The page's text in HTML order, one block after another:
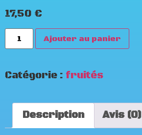
17,50 €
Ajouter au panier
Catégorie : fruités
Description Avis (0)